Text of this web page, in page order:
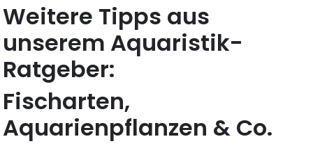
Weitere Tipps aus
unserem Aquaristik-
Ratgeber:
Fischarten,
Aquarienpflanzen & Co.